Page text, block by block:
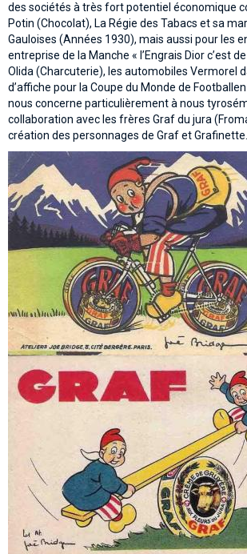
des sociétés à très fort potentiel économique
Potin (Chocolat), La Régie des Tabacs et sa
Gauloises (Années 1930), mais aussi pour les
entreprise de la Manche « l’Engrais Dior c’est
Olida (Charcuterie), les automobiles Vermorel
d’affiche pour la Coupe du Monde de
nous concerne particulièrement à nous
collaboration avec les frères Graf du jura
création des personnages de Graf et Grafinette.